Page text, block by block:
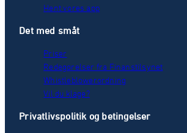
Hent vores app
Det med småt
Priser
Redegørelser fra Finanstilsynet
Whistleblowerordning
Vil du klage?
Privatlivspolitik og betingelser